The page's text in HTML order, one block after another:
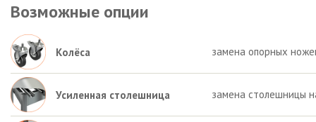
Возможные опции
Колёса замена опорных
Усиленная столешница замена столешницы